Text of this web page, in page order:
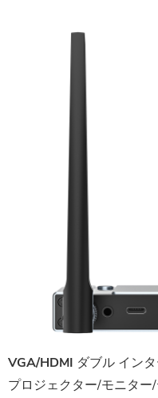
VGA/HDMI ダブル イン
プロジェクター/モニタ